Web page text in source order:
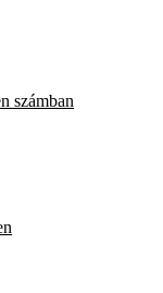
számban